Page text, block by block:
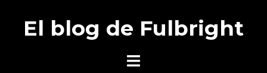
contenidoEl blog de Fulbright
Alternar